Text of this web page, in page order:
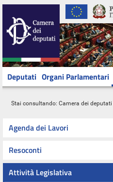
Deputati Organi Parlamentari
Stai consultando: Camera dei deputati
Agenda dei Lavori
Resoconti
Attività Legislativa